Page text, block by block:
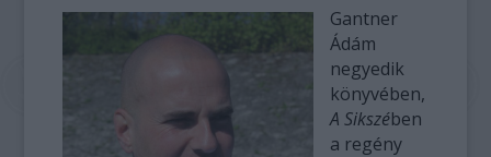
Gantner
Ádám
negyedik
könyvében,
A Sikszében
a regény